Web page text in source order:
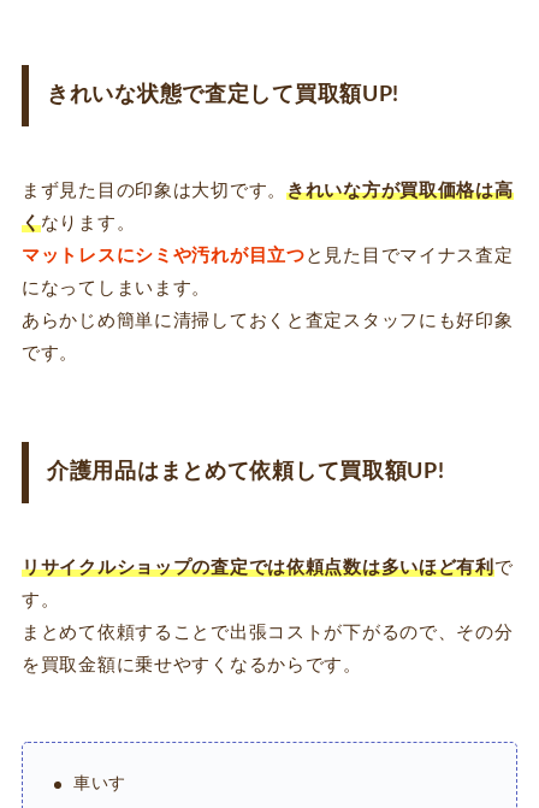
きれいな状態で査定して買取額UP!
まず見た目の印象は大切です。きれいな方が買取価格は高
くなります。
マットレスにシミや汚れが目立つ と見た目でマイナス査定
になってしまいます。
あらかじめ簡単に清掃しておくと査定スタッフにも好印象
です。
介護用品はまとめて依頼して買取額UP!
リサイクルショップの査定では依頼点数は多いほど有利で
す。
まとめて依頼することで出張コストが下がるので、その分
を買取金額に乗せやすくなるからです。
車いす